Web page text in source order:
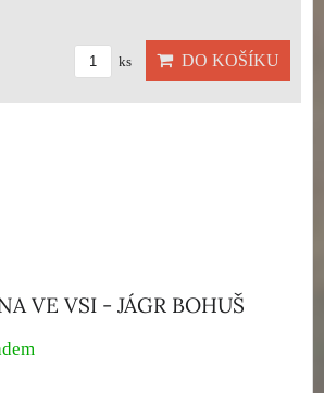
ks DO KOŠÍKU
VE VSI - JÁGR BOHUŠ